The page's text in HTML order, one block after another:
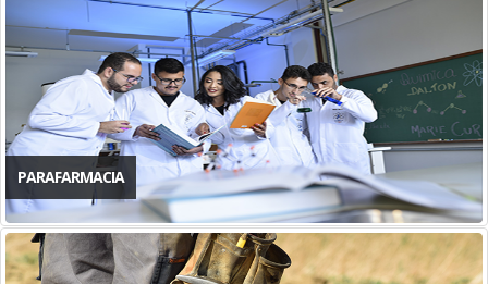
PARAFARMACIA